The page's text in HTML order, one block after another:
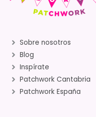
Sobre nosotros
Blog
Inspírate
Patchwork Cantabria
Patchwork España